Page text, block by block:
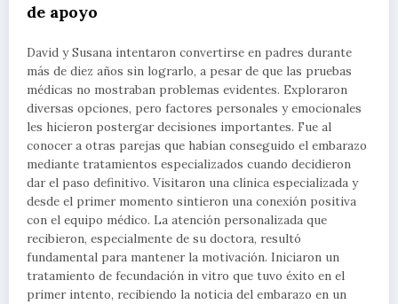
de apoyo
David y Susana intentaron convertirse en padres durante
más de diez años sin lograrlo, a pesar de que las pruebas
médicas no mostraban problemas evidentes. Exploraron
diversas opciones, pero factores personales y emocionales
les hicieron postergar decisiones importantes. Fue al
conocer a otras parejas que habían conseguido el embarazo
mediante tratamientos especializados cuando decidieron
dar el paso definitivo. Visitaron una clínica especializada y
desde el primer momento sintieron una conexión positiva
con el equipo médico. La atención personalizada que
recibieron, especialmente de su doctora, resultó
fundamental para mantener la motivación. Iniciaron un
tratamiento de fecundación in vitro que tuvo éxito en el
primer intento, recibiendo la noticia del embarazo en un